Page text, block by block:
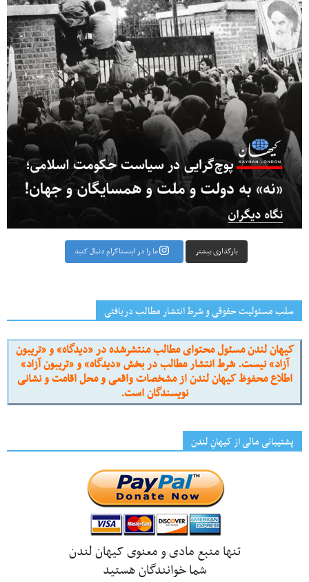
بارگذاری بیشتر ما را در اینستاگرام دنبال کنید
سلب مسئولیت حقوقی و شرط انتشار مطالب دریافتی
کیهان لندن مسئول محتوای مطالب منتشرشده در «دیدگاه» و «تریبون
آزاد» نیست. شرط انتشار مطالب در بخش «دیدگاه» و «تریبون آزاد»
اطلاع محفوظ کیهان لندن از مشخصات واقعی و محل اقامت و نشانی
نویسندگان است.
پشتیبانی مالی از کیهانِ لندن
تنها منبع مادی و معنوی کیهان لندن
شما خوانندگان هستید